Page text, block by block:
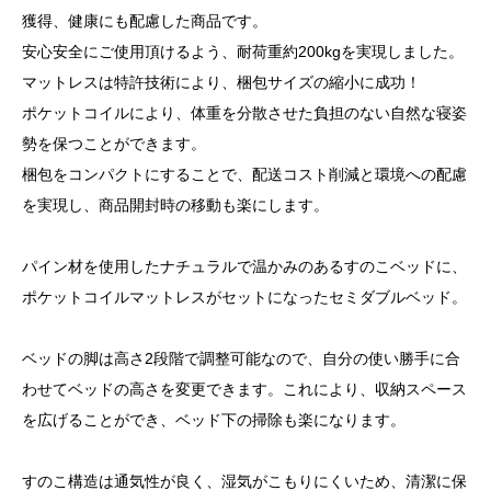
獲得、健康にも配慮した商品です。
安心安全にご使用頂けるよう、耐荷重約200kgを実現しました。
マットレスは特許技術により、梱包サイズの縮小に成功！
ポケットコイルにより、体重を分散させた負担のない自然な寝姿
勢を保つことができます。
梱包をコンパクトにすることで、配送コスト削減と環境への配慮
を実現し、商品開封時の移動も楽にします。
パイン材を使用したナチュラルで温かみのあるすのこベッドに、
ポケットコイルマットレスがセットになったセミダブルベッド。
ベッドの脚は高さ2段階で調整可能なので、自分の使い勝手に合
わせてベッドの高さを変更できます。これにより、収納スペース
を広げることができ、ベッド下の掃除も楽になります。
すのこ構造は通気性が良く、湿気がこもりにくいため、清潔に保